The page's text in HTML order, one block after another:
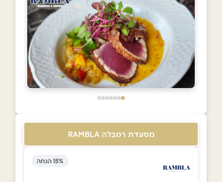
מסעדת רמבלה RAMBLA
15% הנחה